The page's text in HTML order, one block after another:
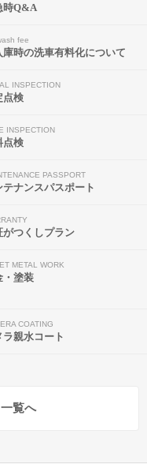
時Q&A
fee
庫時の洗車有料化について
INSPECTION
点検
INSPECTION
点検
PASSPORT
テナンスパスポート
がつくしプラン
METAL WORK
・塗装
COATING
ラ親水コート
覧へ